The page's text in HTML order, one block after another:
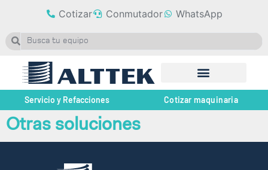
Cotizar Conmutador WhatsApp
Servicio y Refacciones Cotizar maquinaria
Otras soluciones